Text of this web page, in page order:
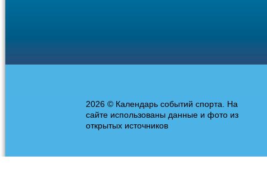
2026 © Календарь событий спорта. На
сайте использованы данные и фото из
открытых источников